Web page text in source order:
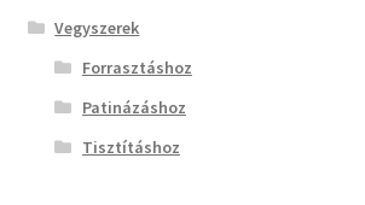
Vegyszerek
Forrasztáshoz
Patinázáshoz
Tisztításhoz